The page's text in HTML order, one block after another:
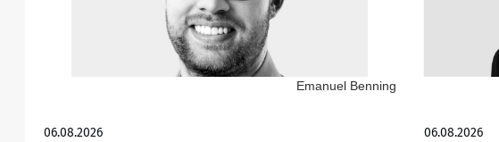
Emanuel Benning
06.08.2026 06.08.2026